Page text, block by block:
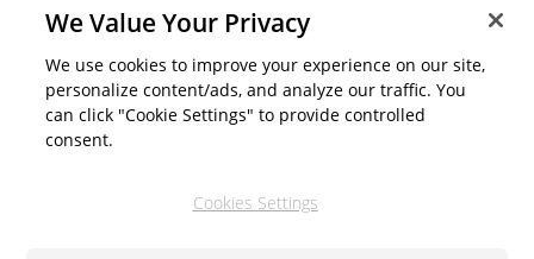
FaceMe SDK
支持中心
软件更新
教学中心
社交网络资源
We Value Your Privacy
We use cookies to improve your experience on our site,
personalize content/ads, and analyze our traffic. You
can click "Cookie Settings" to provide controlled
consent.
Cookies Settings